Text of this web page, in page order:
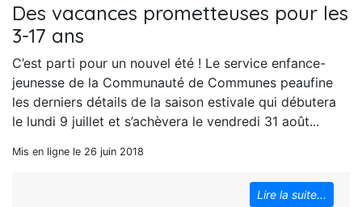
Des vacances prometteuses pour les
3-17 ans
C’est parti pour un nouvel été ! Le service enfance-
jeunesse de la Communauté de Communes peaufine
les derniers détails de la saison estivale qui débutera
le lundi 9 juillet et s’achèvera le vendredi 31 août...
Mis en ligne le 26 juin 2018
Lire la suite...